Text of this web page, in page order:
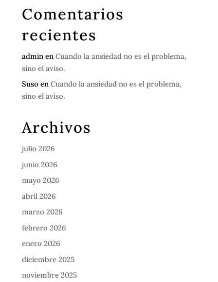
Comentarios
recientes
admin en Cuando la ansiedad no es el problema,
sino el aviso.
Suso en Cuando la ansiedad no es el problema,
sino el aviso.
Archivos
julio 2026
junio 2026
mayo 2026
abril 2026
marzo 2026
febrero 2026
enero 2026
diciembre 2025
noviembre 2025